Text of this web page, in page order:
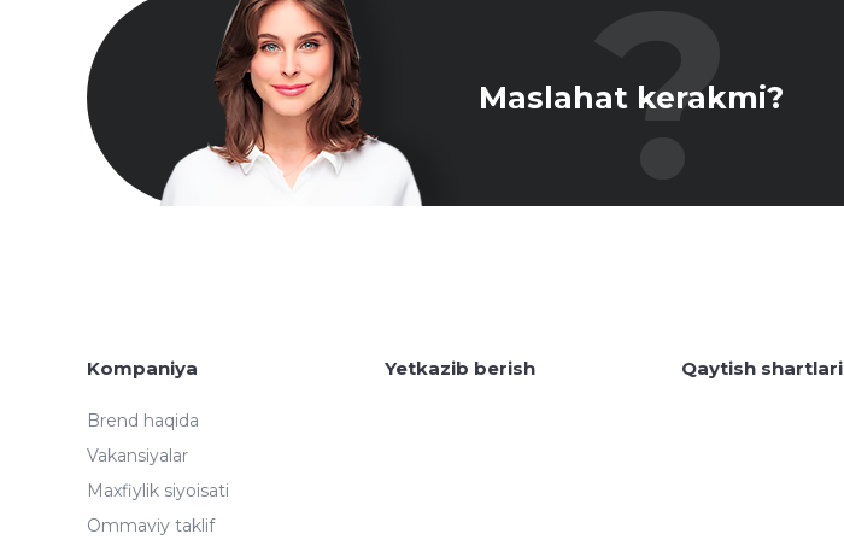
Maslahat kerakmi?
Kompaniya
Brend haqida
Vakansiyalar
Maxfiylik siyoisati
Ommaviy taklif
Yetkazib berish Qaytish shartlari